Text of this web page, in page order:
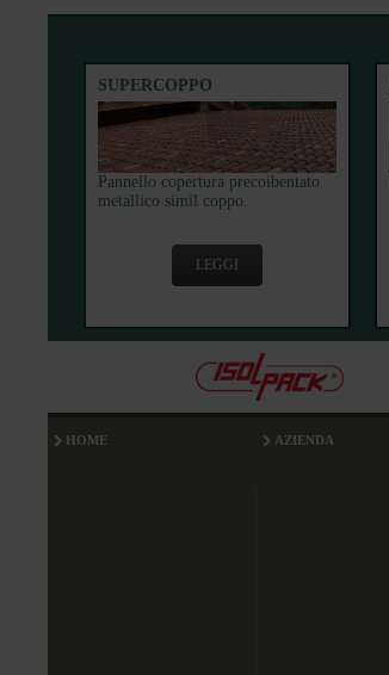
SUPERCOPPO
Pannello copertura precoibentato
metallico simil coppo.
LEGGI
HOME AZIENDA